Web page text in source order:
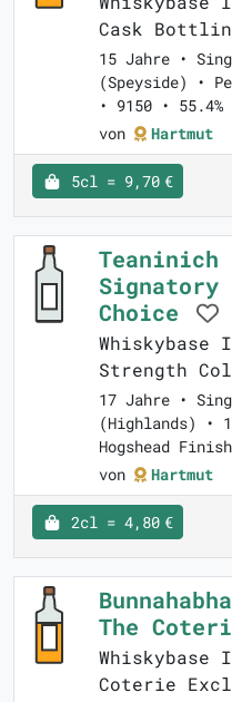
Cask
15 Jahre •
(Speyside) •
• 9150 •
von
Hartmut
5cl = 9,70 €
Teaninich
Signatory
Choice
Whiskybase
Strength
17 Jahre •
(Highlands) •
Hogshead
von
Hartmut
2cl = 4,80 €
The
Whiskybase
Coterie